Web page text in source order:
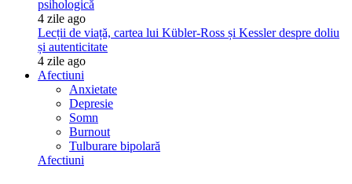
psihologică
4 zile ago
Lecții de viață, cartea lui Kübler-Ross și Kessler despre doliu
și autenticitate
4 zile ago
Afectiuni
Anxietate
Depresie
Somn
Burnout
Tulburare bipolară
Afectiuni